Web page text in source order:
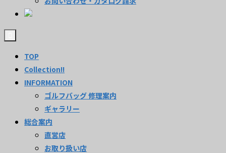
TOP
Collection!!
INFORMATION
ゴルフバッグ 修理案内
ギャラリー
総合案内
直営店
お取り扱い店